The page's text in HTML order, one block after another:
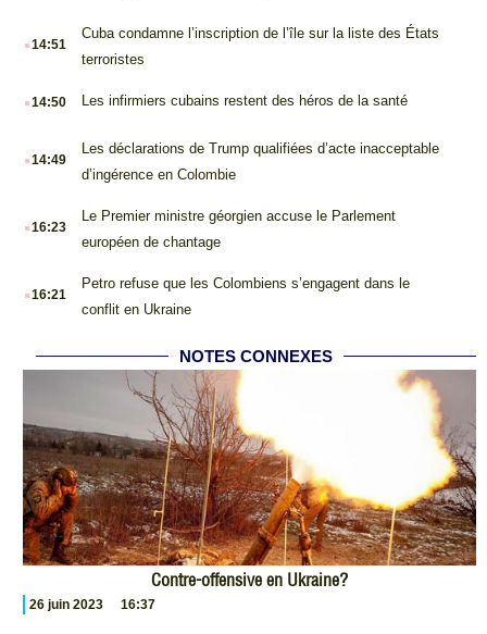
.14:51
Cuba condamne l’inscription de l’île sur la liste des États
terroristes
.14:50 Les infirmiers cubains restent des héros de la santé
.14:49
Les déclarations de Trump qualifiées d’acte inacceptable
d’ingérence en Colombie
.16:23
Le Premier ministre géorgien accuse le Parlement
européen de chantage
.16:21
Petro refuse que les Colombiens s’engagent dans le
conflit en Ukraine
NOTES CONNEXES
Contre-offensive en Ukraine?
26 juin 2023 16:37